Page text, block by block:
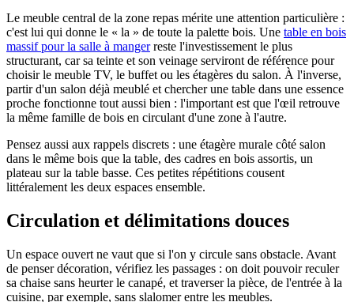
Le meuble central de la zone repas mérite une attention particulière :
c'est lui qui donne le « la » de toute la palette bois. Une table en bois
massif pour la salle à mangerreste l'investissement le plus
structurant, car sa teinte et son veinage serviront de référence pour
choisir le meuble TV, le buffet ou les étagères du salon. À l'inverse,
partir d'un salon déjà meublé et chercher une table dans une essence
proche fonctionne tout aussi bien : l'important est que l'œil retrouve
la même famille de bois en circulant d'une zone à l'autre.
Pensez aussi aux rappels discrets : une étagère murale côté salon
dans le même bois que la table, des cadres en bois assortis, un
plateau sur la table basse. Ces petites répétitions cousent
littéralement les deux espaces ensemble.
Circulation et délimitations douces
Un espace ouvert ne vaut que si l'on y circule sans obstacle. Avant
de penser décoration, vérifiez les passages : on doit pouvoir reculer
sa chaise sans heurter le canapé, et traverser la pièce, de l'entrée à la
cuisine, par exemple, sans slalomer entre les meubles.